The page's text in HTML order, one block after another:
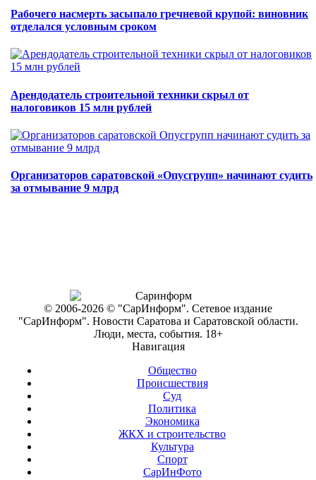
Рабочего насмерть засыпало гречневой крупой: виновник
отделался условным сроком
Арендодатель строительной техники скрыл от
налоговиков 15 млн рублей
Организаторов саратовской «Опусгрупп» начинают судить
за отмывание 9 млрд
© 2006-2026 © "СарИнформ". Сетевое издание
"СарИнформ". Новости Саратова и Саратовской области.
Люди, места, события. 18+
Навигация
Общество
Происшествия
Суд
Политика
Экономика
ЖКХ и строительство
Культура
Спорт
СарИнФото